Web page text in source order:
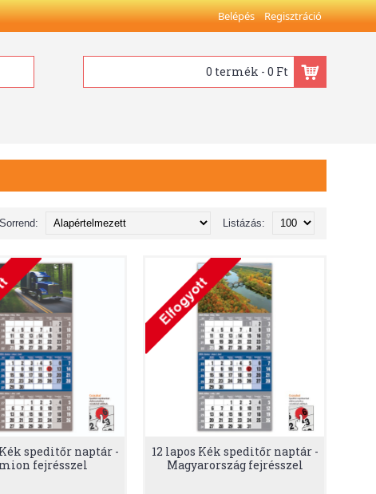
Belépés Regisztráció
0 termék - 0 Ft
Listázás:
Sorrend:
speditőr naptár -
fejrésszel
12 lapos Kék speditőr naptár -
Magyarország fejrésszel